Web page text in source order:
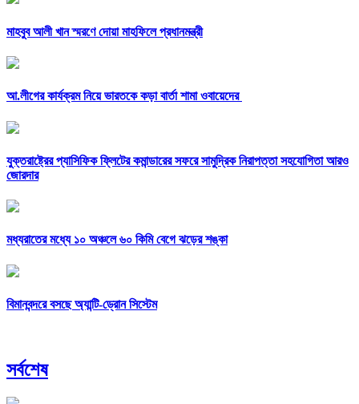
মাহবুব আলী খান স্মরণে দোয়া মাহফিলে প্রধানমন্ত্রী
আ.লীগের কার্যক্রম নিয়ে ভারতকে কড়া বার্তা শামা ওবায়েদের
যুক্তরাষ্ট্রের প্যাসিফিক ফ্লিটের কমান্ডারের সফরে সামুদ্রিক নিরাপত্তা সহযোগিতা আরও
জোরদার
মধ্যরাতের মধ্যে ১০ অঞ্চলে ৬০ কিমি বেগে ঝড়ের শঙ্কা
বিমানবন্দরে বসছে অ্যান্টি-ড্রোন সিস্টেম
সর্বশেষ